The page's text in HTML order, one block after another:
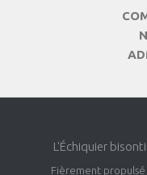
L'Échiquier
Fièrement